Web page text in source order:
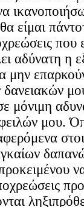
είμαι
που
αδύνατη η
μην
μόνιμη
μου.